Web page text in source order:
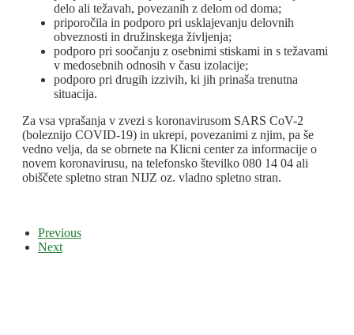
delo ali težavah, povezanih z delom od doma;
priporočila in podporo pri usklajevanju delovnih
obveznosti in družinskega življenja;
podporo pri soočanju z osebnimi stiskami in s težavami
v medosebnih odnosih v času izolacije;
podporo pri drugih izzivih, ki jih prinaša trenutna
situacija.
Za vsa vprašanja v zvezi s koronavirusom SARS CoV-2
(boleznijo COVID-19) in ukrepi, povezanimi z njim, pa še
vedno velja, da se obrnete na Klicni center za informacije o
novem koronavirusu, na telefonsko številko 080 14 04 ali
obiščete spletno stran NIJZ oz. vladno spletno stran.
Previous
Next